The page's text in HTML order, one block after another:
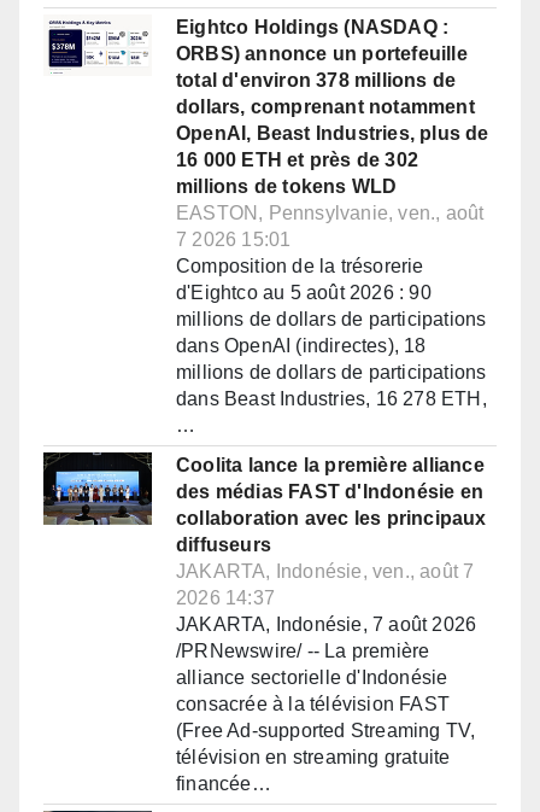
Eightco Holdings (NASDAQ :
ORBS) annonce un portefeuille
total d'environ 378 millions de
dollars, comprenant notamment
OpenAI, Beast Industries, plus de
16 000 ETH et près de 302
millions de tokens WLD
EASTON, Pennsylvanie, ven., août
7 2026 15:01
Composition de la trésorerie
d'Eightco au 5 août 2026 : 90
millions de dollars de participations
dans OpenAI (indirectes), 18
millions de dollars de participations
dans Beast Industries, 16 278 ETH,
…
Coolita lance la première alliance
des médias FAST d'Indonésie en
collaboration avec les principaux
diffuseurs
JAKARTA, Indonésie, ven., août 7
2026 14:37
JAKARTA, Indonésie, 7 août 2026
/PRNewswire/ -- La première
alliance sectorielle d'Indonésie
consacrée à la télévision FAST
(Free Ad-supported Streaming TV,
télévision en streaming gratuite
financée…